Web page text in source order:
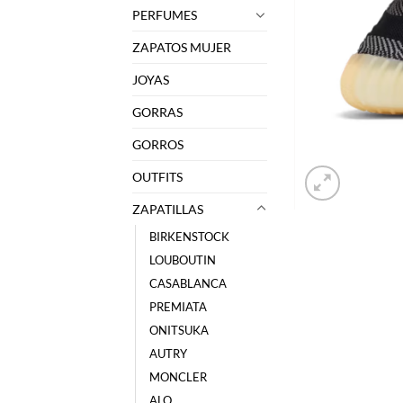
PERFUMES
ZAPATOS MUJER
JOYAS
GORRAS
GORROS
OUTFITS
ZAPATILLAS
BIRKENSTOCK
LOUBOUTIN
CASABLANCA
PREMIATA
ONITSUKA
AUTRY
MONCLER
ALO